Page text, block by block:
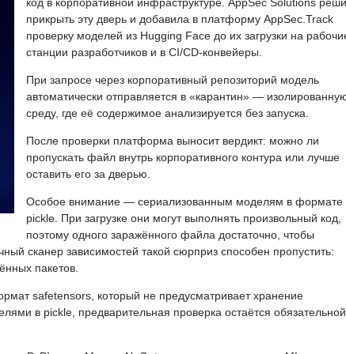
прикрыть эту дверь и добавила в платформу AppSec.Track
проверку моделей из Hugging Face до их загрузки на
станции разработчиков и в CI/CD-конвейеры.
При запросе через корпоративный репозиторий модель
автоматически отправляется в «карантин» —
среду, где её содержимое анализируется без запуска.
После проверки платформа выносит вердикт: можно ли
пропускать файл внутрь корпоративного контура или лучше
оставить его за дверью.
Особое внимание — сериализованным моделям в формате
pickle. При загрузке они могут выполнять произвольный код,
поэтому одного заражённого файла достаточно, чтобы
сканер зависимостей такой сюрприз способен пропустить:
пакетов.
safetensors, который не предусматривает хранение
в pickle, предварительная проверка остаётся обязательной